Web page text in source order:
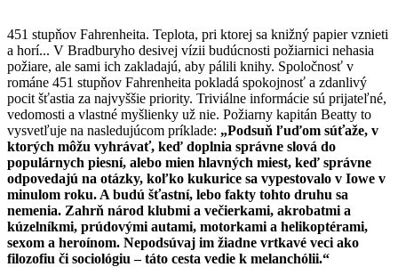
451 stupňov Fahrenheita. Teplota, pri ktorej sa knižný papier vznieti
a horí... V Bradburyho desivej vízii budúcnosti požiarnici nehasia
požiare, ale sami ich zakladajú, aby pálili knihy. Spoločnosť v
románe 451 stupňov Fahrenheita pokladá spokojnosť a zdanlivý
pocit šťastia za najvyššie priority. Triviálne informácie sú prijateľné,
vedomosti a vlastné myšlienky už nie. Požiarny kapitán Beatty to
vysvetľuje na nasledujúcom príklade: „Podsuň ľuďom súťaže, v
ktorých môžu vyhrávať, keď doplnia správne slová do
populárnych piesní, alebo mien hlavných miest, keď správne
odpovedajú na otázky, koľko kukurice sa vypestovalo v Iowe v
minulom roku. A budú šťastní, lebo fakty tohto druhu sa
nemenia. Zahrň národ klubmi a večierkami, akrobatmi a
kúzelníkmi, prúdovými autami, motorkami a helikoptérami,
sexom a heroínom. Nepodsúvaj im žiadne vrtkavé veci ako
filozofiu či sociológiu – táto cesta vedie k melanchólii.“